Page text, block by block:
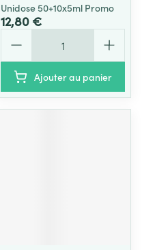
Unidose 50+10x5ml Promo
12,80 €
Ajouter au panier